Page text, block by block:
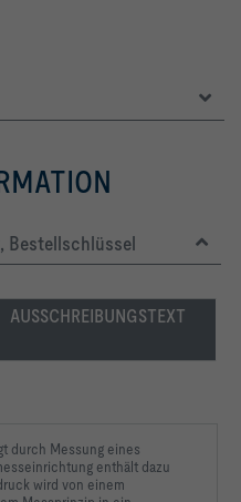
Bestellschlüssel
AUSSCHREIBUNGSTEXT
durch Messung eines
enthält dazu
wird von einem